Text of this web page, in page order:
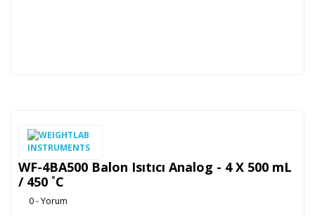
WF-4BA500 Balon Isıtıcı Analog - 4 X 500 mL
/ 450 ˚C
0 - Yorum